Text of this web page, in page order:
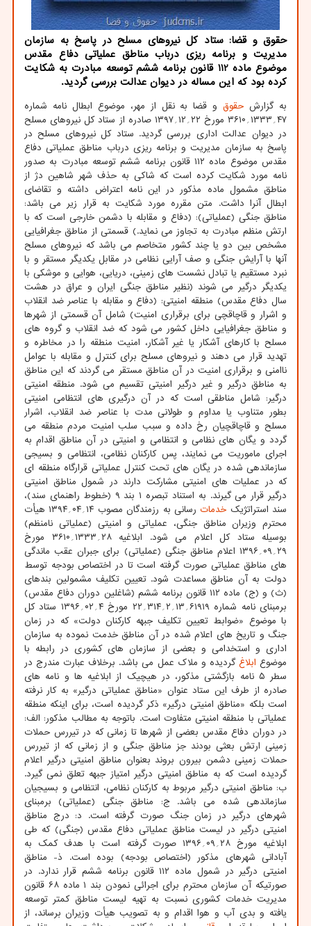
حقوق و قضا: ستاد كل نیروهای مسلح در پاسخ به سازمان
مدیریت و برنامه ریزی درباب مناطق عملیاتی دفاع مقدس
موضوع ماده 112 قانون برنامه ششم توسعه مبادرت به شكایت
كرده بود كه این مساله در دیوان عدالت بررسی گردید.
به گزارش حقوقو قضا به نقل از مهر، موضوع ابطال نامه شماره
۴۷؍۱۳۳۳؍۳۶۱۰ مورخ ۲۲؍۱۲؍۱۳۹۷ صادره از ستاد کل نیروهای مسلح
در دیوان عدالت اداری بررسی گردید. ستاد کل نیروهای مسلح در
پاسخ به سازمان مدیریت و برنامه ریزی درباب مناطق عملیاتی دفاع
مقدس موضوع ماده ۱۱۲ قانون برنامه ششم توسعه مبادرت به صدور
نامه مورد شکایت کرده است که شاکی به حذف شهر شاهین دژ از
مناطق مشمول ماده مذکور در این نامه اعتراض داشته و تقاضای
ابطال آنرا داشت. متن مقرره مورد شکایت به قرار زیر می باشد:
مناطق جنگی (عملیاتی): (دفاع و مقابله با دشمن خارجی است که با
ارتش منظم مبادرت به تجاوز می نماید.) قسمتی از مناطق جغرافیایی
مشخص بین دو یا چند کشور متخاصم می باشد که نیروهای مسلح
آنها با آرایش جنگی و صف آرایی نظامی در مقابل یکدیگر مستقر و با
نبرد مستقیم یا تبادل نشست های زمینی، دریایی، هوایی و موشکی با
یکدیگر درگیر می شوند (نظیر مناطق جنگی ایران و عراق در هشت
سال دفاع مقدس) منطقه امنیتی: (دفاع و مقابله با عناصر ضد انقلاب
و اشرار و قاچاقچی برای برقراری امنیت) شامل آن قسمتی از شهرها
و مناطق جغرافیایی داخل کشور می شود که ضد انقلاب و گروه های
مسلح با کارهای آشکار یا غیر آشکار، امنیت منطقه را در مخاطره و
تهدید قرار می دهند و نیروهای مسلح برای کنترل و مقابله با عوامل
ناامنی و برقراری امنیت در آن مناطق مستقر می گردند که این مناطق
به مناطق درگیر و غیر درگیر امنیتی تقسیم می شود. منطقه امنیتی
درگیر: شامل مناطقی است که در آن درگیری های انتظامی امنیتی
بطور متناوب یا مداوم و طولانی مدت با عناصر ضد انقلاب، اشرار
مسلح و قاچاقچیان رخ داده و سبب سلب امنیت مردم منطقه می
گردد و یگان های نظامی و انتظامی و امنیتی در آن مناطق اقدام به
اجرای ماموریت می نمایند، پس کارکنان نظامی، انتظامی و بسیجی
سازماندهی شده در یگان های تحت کنترل عملیاتی قرارگاه منطقه ای
که در عملیات های امنیتی مشارکت دارند در شمول مناطق امنیتی
درگیر قرار می گیرند. به استناد تبصره ۱ بند ۹ (خطوط راهنمای سند)،
سند استراتژیک خدمات
رسانی به رزمندگان مصوب ۱۴؍۰۴؍۱۳۹۴ هیأت
محترم وزیران مناطق جنگی، عملیاتی و امنیتی (عملیاتی نامنظم)
بوسیله ستاد کل اعلام می شود. ابلاغیه ۲۸؍۱۳۳۳؍۳۶۱۰ مورخ
۲۹؍۰۹؍۱۳۹۶ اعلام مناطق جنگی (عملیاتی) برای جبران عقب ماندگی
های مناطق عملیاتی صورت گرفته است تا در اختصاص بودجه توسط
دولت به آن مناطق مساعدت شود. تعیین تکلیف مشمولین بندهای
(ث) و (ج) ماده ۱۱۲ قانون برنامه ششم (شاغلین دوران دفاع مقدس)
برمبنای نامه شماره ۶۱۹۱۹؍۱۳؍۲؍۳۱۴؍۲۲ مورخ ۴؍۰۲؍۱۳۹۶ ستاد کل
با موضوع «ضوابط تعیین تکلیف جبهه کارکنان دولت» که در زمان
جنگ و تاریخ های اعلام شده در آن مناطق خدمت نموده به سازمان
اداری و استخدامی و بعضی از سازمان های کشوری در رابطه با
موضوع ابلاغ گردیده و ملاک عمل می باشد. برخلاف عبارت مندرج در
سطر ۵ نامه بازگشتی مذکور، در هیچیک از ابلاغیه ها و نامه های
صادره از طرف این ستاد عنوان «مناطق عملیاتی درگیر» به کار نرفته
است بلکه «مناطق امنیتی درگیر» ذکر گردیده است، برای اینکه منطقه
عملیاتی با منطقه امنیتی متفاوت است. باتوجه به مطالب مذکور: الف:
در دوران دفاع مقدس بعضی از شهرها تا زمانی که در تیررس حملات
زمینی ارتش بعثی بودند جز مناطق جنگی و از زمانی که از تیررس
حملات زمینی دشمن بیرون بروند بعنوان مناطق امنیتی درگیر اعلام
گردیده است که به مناطق امنیتی درگیر امتیاز جبهه تعلق نمی گیرد.
ب: مناطق امنیتی درگیر مربوط به کارکنان نظامی، انتظامی و بسیجیان
سازماندهی شده می باشد. ج: مناطق جنگی (عملیاتی) برمبنای
شهرهای درگیر در زمان جنگ صورت گرفته است. د: درج مناطق
امنیتی درگیر در لیست مناطق عملیاتی دفاع مقدس (جنگی) که طی
ابلاغیه مورخ ۲۸؍۰۹؍۱۳۹۶ صورت گرفته است با هدف کمک به
آبادانی شهرهای مذکور (اختصاص بودجه) بوده است. ذ- مناطق
امنیتی درگیر در شمول ماده ۱۱۲ قانون برنامه ششم قرار ندارد. در
صورتیکه آن سازمان محترم برای اجرائی نمودن بند ۱ ماده ۶۸ قانون
مدیریت خدمات کشوری نسبت به تهیه لیست مناطق کمتر توسعه
یافته و بدی آب و هوا اقدام و به تصویب هیأت وزیران برساند، از